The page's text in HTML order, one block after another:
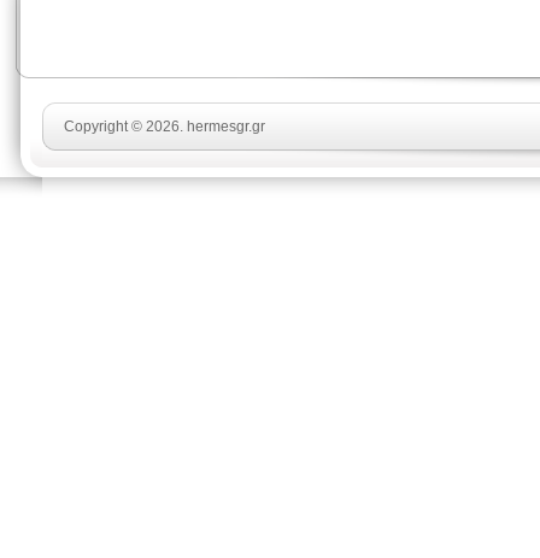
Copyright © 2026. hermesgr.gr